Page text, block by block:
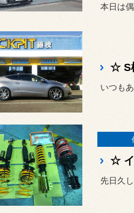
本日は
☆ S
いつも
☆